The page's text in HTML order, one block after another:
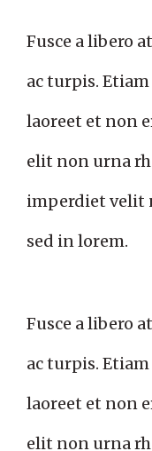
Fusce a libero
ac turpis.
laoreet et non
elit non urna
imperdiet velit
sed in lorem.
Fusce a libero
ac turpis.
laoreet et non
elit non urna